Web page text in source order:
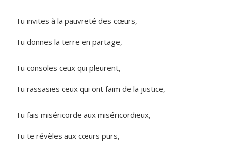
Tu invites à la pauvreté des cœurs,
Tu donnes la terre en partage,
Tu consoles ceux qui pleurent,
Tu rassasies ceux qui ont faim de la justice,
Tu fais miséricorde aux miséricordieux,
Tu te révèles aux cœurs purs,